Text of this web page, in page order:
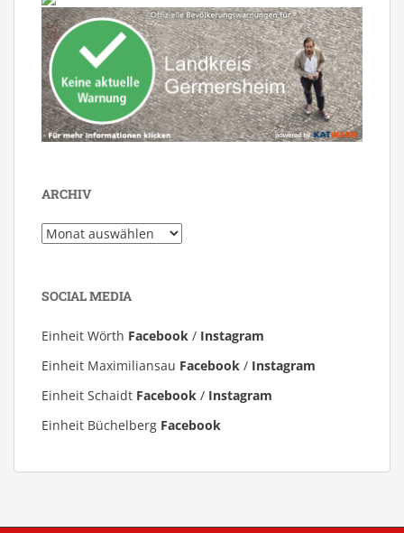
ARCHIV
Archiv
SOCIAL MEDIA
Einheit Wörth Facebook / Instagram
Einheit Maximiliansau Facebook / Instagram
Einheit Schaidt Facebook / Instagram
Einheit Büchelberg Facebook